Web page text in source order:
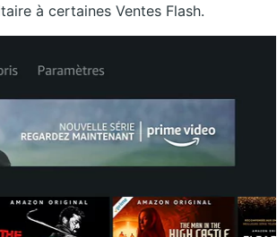
à certaines Ventes Flash.